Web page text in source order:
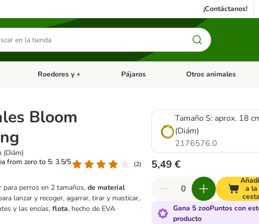
¡Contáctanos!
Dieta Vet.
Menú de categoria abierto: Antiparasitarios
Roedores y + Menú de categoria abierto: Roedores y +
Pájaros Menú de categoria
Otros animales
Bloom
(Diám)
from zero to 5: 3.5/5
(2)
para perros en 2 tamaños,de material
lanzar y recoger, agarrar, tirar y masticar,
y las encías,flota, hecho de EVA
Tamaño S: aprox. 18
(Diám)
2176576.0
5,49 €
a la
cesta
Gana 5 zooPuntos con
producto